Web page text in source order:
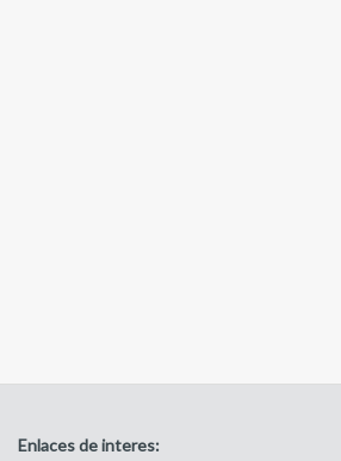
Enlaces de interes: